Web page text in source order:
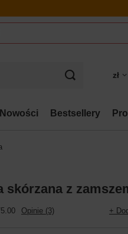
zł
Nowości Bestsellery
skórzana z
Opinie (3) +